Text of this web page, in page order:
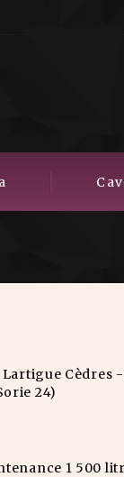
Cèdres
24)
1 500